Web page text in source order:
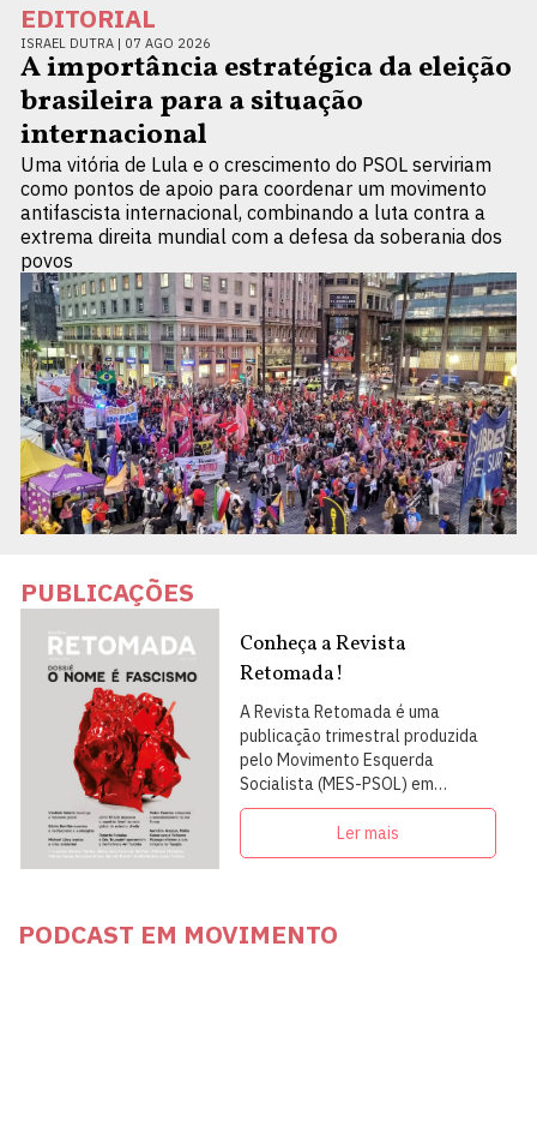
EDITORIAL
ISRAEL DUTRA | 07 AGO 2026
A importância estratégica da eleição
brasileira para a situação
internacional
Uma vitória de Lula e o crescimento do PSOL serviriam
como pontos de apoio para coordenar um movimento
antifascista internacional, combinando a luta contra a
extrema direita mundial com a defesa da soberania dos
povos
PUBLICAÇÕES
Conheça a Revista
Retomada!
A Revista Retomada é uma
publicação trimestral produzida
pelo Movimento Esquerda
Socialista (MES-PSOL) em
articulação com intelectuais,
militantes e artistas
Ler mais
PODCAST EM MOVIMENTO